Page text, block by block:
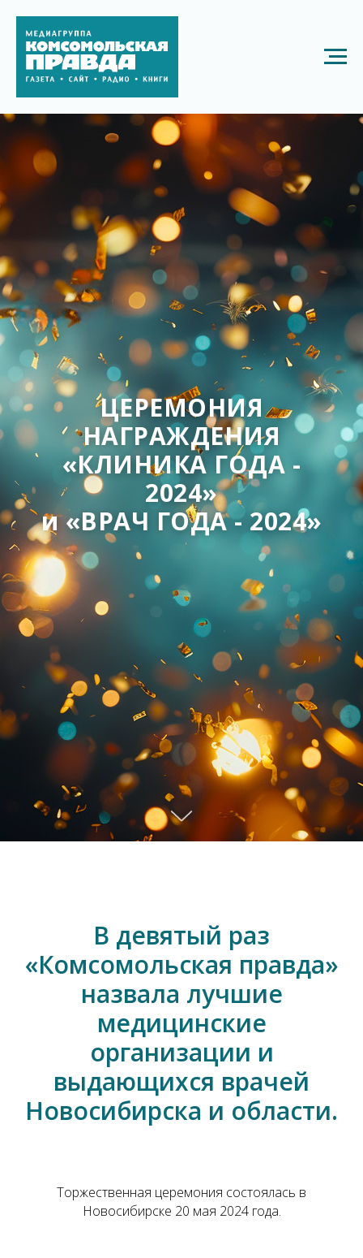
ЦЕРЕМОНИЯ
НАГРАЖДЕНИЯ
«КЛИНИКА ГОДА -
2024»
и «ВРАЧ ГОДА - 2024»
В девятый раз
«Комсомольская правда»
назвала лучшие
медицинские
организации и
выдающихся врачей
Новосибирска и области.
Торжественная церемония состоялась в
Новосибирске 20 мая 2024 года.